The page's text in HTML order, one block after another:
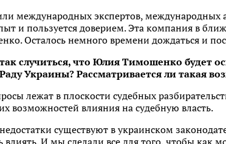
международных экспертов, международных
и пользуется доверием. Эта компания в
Осталось немного времени дождаться и
случиться, что Юлия Тимошенко будет
Украины? Рассматривается ли такая
лежат в плоскости судебных
возможностей влияния на судебную власть.
существуют в украинском
влиять. И мы сделали все для того, чтобы как